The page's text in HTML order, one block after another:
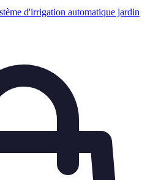
d'irrigation automatique jardin